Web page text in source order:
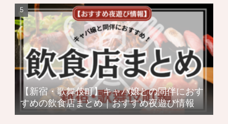
【新宿・歌舞伎町】キャバ嬢との同伴におす
すめの飲食店まとめ｜おすすめ夜遊び情報